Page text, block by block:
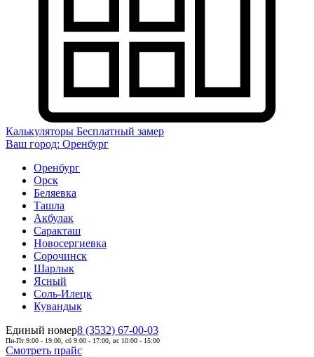
Калькуляторы Бесплатный замер
Ваш город: Оренбург
Оренбург
Орск
Беляевка
Ташла
Акбулак
Саракташ
Новосергиевка
Сорочинск
Шарлык
Ясный
Соль-Илецк
Кувандык
Единый номер8 (3532) 67-00-03
Пн-Пт 9:00 - 19:00, сб 9:00 - 17:00, вс 10:00 - 15:00
Смотреть прайс